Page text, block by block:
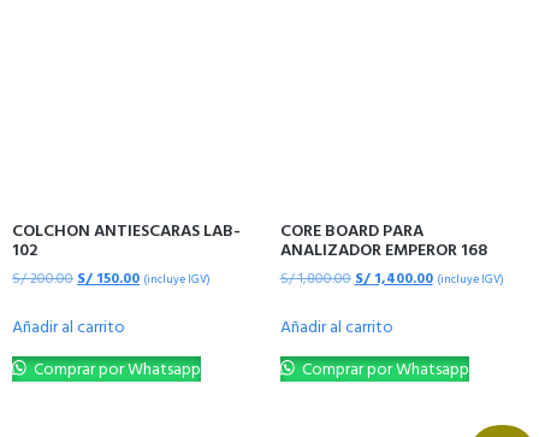
COLCHON ANTIESCARAS LAB-
102
S/200.00 S/ 150.00 (incluye IGV)
Añadir al carrito
Comprar por Whatsapp
CORE BOARD PARA
ANALIZADOR EMPEROR 168
S/1,800.00 S/1,400.00 (incluye IGV)
Añadir al carrito
Comprar por Whatsapp